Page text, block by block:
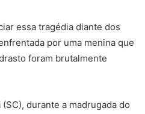
essa tragédia diante dos
por uma menina que
foram brutalmente
durante a madrugada do